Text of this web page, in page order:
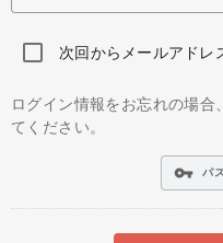
次回からメールアドレ
ログイン情報をお忘れの場
てください。
vpn_key パ